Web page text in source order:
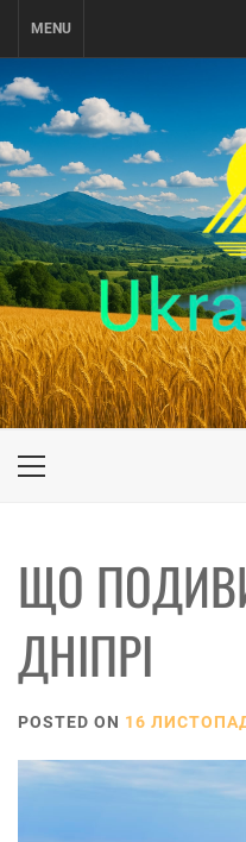
MENU
UKRAINE-
ПОДОРОЖI ПО
Primary
ЩО
ДНІПРІ
POSTED ON 16